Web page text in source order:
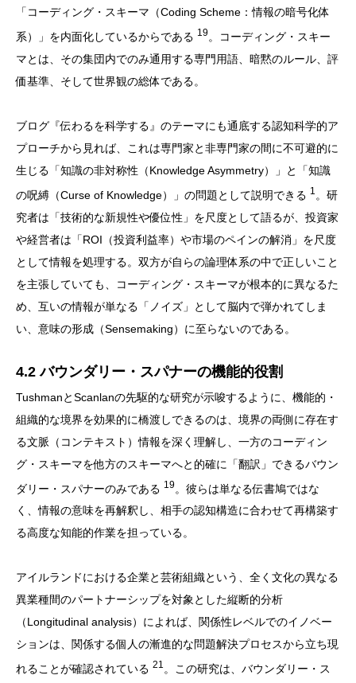
「コーディング・スキーマ（Coding Scheme：情報の暗号化体
系）」を内面化しているからである 19。コーディング・スキー
マとは、その集団内でのみ通用する専門用語、暗黙のルール、評
価基準、そして世界観の総体である。
ブログ『伝わるを科学する』のテーマにも通底する認知科学的ア
プローチから見れば、これは専門家と非専門家の間に不可避的に
生じる「知識の非対称性（Knowledge Asymmetry）」と「知識
の呪縛（Curse of Knowledge）」の問題として説明できる 1 。研
究者は「技術的な新規性や優位性」を尺度として語るが、投資家
や経営者は「ROI（投資利益率）や市場のペインの解消」を尺度
として情報を処理する。双方が自らの論理体系の中で正しいこと
を主張していても、コーディング・スキーマが根本的に異なるた
め、互いの情報が単なる「ノイズ」として脳内で弾かれてしま
い、意味の形成（Sensemaking）に至らないのである。
4.2 バウンダリー・スパナーの機能的役割
TushmanとScanlanの先駆的な研究が示唆するように、機能的・
組織的な境界を効果的に橋渡しできるのは、境界の両側に存在す
る文脈（コンテキスト）情報を深く理解し、一方のコーディン
グ・スキーマを他方のスキーマへと的確に「翻訳」できるバウン
ダリー・スパナーのみである 19。彼らは単なる伝書鳩ではな
く、情報の意味を再解釈し、相手の認知構造に合わせて再構築す
る高度な知能的作業を担っている。
アイルランドにおける企業と芸術組織という、全く文化の異なる
異業種間のパートナーシップを対象とした縦断的分析
（Longitudinal analysis）によれば、関係性レベルでのイノベー
ションは、関係する個人の漸進的な問題解決プロセスから立ち現
れることが確認されている 21 。この研究は、バウンダリー・ス